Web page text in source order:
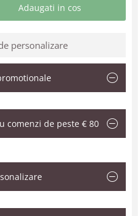
Adaugati in cos
personalizare
comenzi de peste € 80